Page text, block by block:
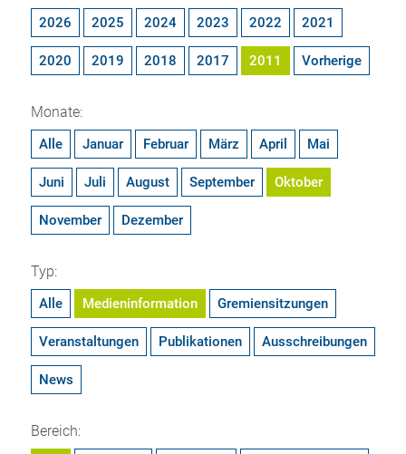
2026 2025 2024 2023 2022 2021
2020 2019 2018 2017 2011 Vorherige
Monate:
Alle Januar Februar März April Mai
Juni Juli August September Oktober
November Dezember
Typ:
Alle Medieninformation Gremiensitzungen
Veranstaltungen Publikationen Ausschreibungen
News
Bereich: